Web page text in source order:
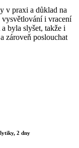
v praxi a důklad na
i vracení
byla slyšet, takže i
zároveň poslouchat
2 dny